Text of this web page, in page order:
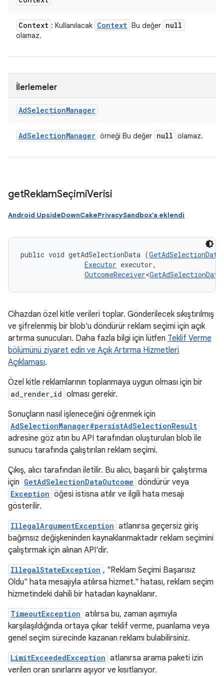
Context : Kullanılacak Context Bu değer null
olamaz.
İlerlemeler
AdSelectionManager
AdSelectionManager örneği Bu değer null olamaz.
getReklamSeçimiVerisi
Android UpsideDownCakePrivacySandbox'a eklendi
public void getAdSelectionData (
Executor executor,
OutcomeReceiver<
Cihazdan özel kitle verileri toplar. Gönderilecek sıkıştırılmış
ve şifrelenmiş bir blob'u döndürür reklam seçimi için açık
artırma sunucuları. Daha fazla bilgi için lütfen Teklif Verme
bölümünü ziyaret edin ve Açık Artırma Hizmetleri
Açıklaması.
Özel kitle reklamlarının toplanmaya uygun olması için bir
ad_render_id olması gerekir.
Sonuçların nasıl işleneceğini öğrenmek için
AdSelectionManager#persistAdSelectionResult
adresine göz atın bu API tarafından oluşturulan blob ile
sunucu tarafında çalıştırılan reklam seçimi.
Çıkış, alıcı tarafından iletilir. Bu alıcı, başarılı bir çalıştırma
için GetAdSelectionDataOutcome döndürür veya
Exception öğesi istisna atılır ve ilgili hata mesajı
gösterilir.
IllegalArgumentException atlanırsa geçersiz giriş
bağımsız değişkeninden kaynaklanmaktadır reklam seçimini
çalıştırmak için alınan API'dir.
IllegalStateException , "Reklam Seçimi Başarısız
Oldu" hata mesajıyla atılırsa hizmet." hatası, reklam seçim
hizmetindeki dahili bir hatadan kaynaklanır.
TimeoutException atılırsa bu, zaman aşımıyla
karşılaşıldığında ortaya çıkar teklif verme, puanlama veya
genel seçim sürecinde kazanan reklamı bulabilirsiniz.
LimitExceededException atlanırsa arama paketi izin
verilen oran sınırlarını aşıyor ve kısıtlanıyor.